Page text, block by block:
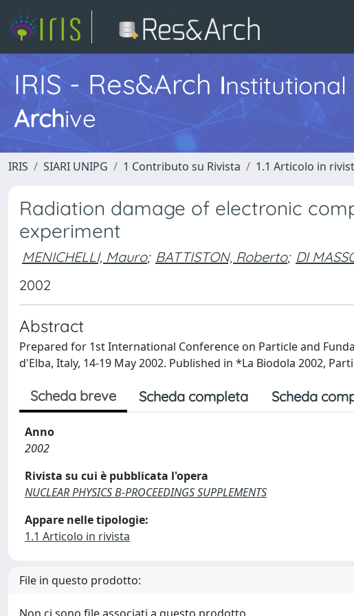
IRIS - Res&Arch Institutional
Archive
IRIS SIARI UNIPG 1 Contributo su Rivista 1.1 Articolo in
Radiation damage of electronic
experiment
MENICHELLI, Mauro; BATTISTON, Roberto; DI
2002
Abstract
Prepared for 1st International Conference on Particle and
d'Elba, Italy, 14-19 May 2002. Published in *La Biodola 2002,
Scheda breve Scheda completa Scheda
Anno
2002
Rivista su cui è pubblicata l'opera
NUCLEAR PHYSICS B-PROCEEDINGS SUPPLEMENTS
Appare nelle tipologie:
1.1 Articolo in rivista
File in questo prodotto: